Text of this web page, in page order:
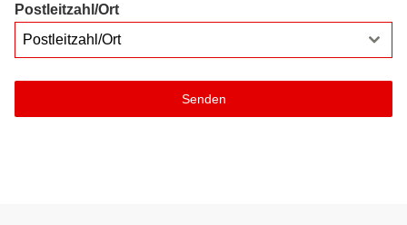
Postleitzahl/Ort
Postleitzahl/Ort
Senden